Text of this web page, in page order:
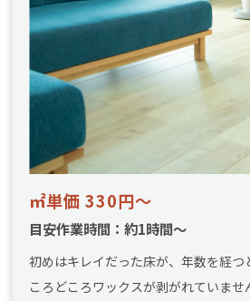
㎡単価 330円～
目安作業時間：約1時間～
初めはキレイだった床が、年数を経つ
ころどころワックスが剥がれていませ